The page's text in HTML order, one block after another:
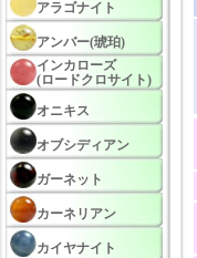
アラゴナイト
アンバー(琥珀)
インカローズ
(ロードクロサイト)
オニキス
オブシディアン
ガーネット
カーネリアン
カイヤナイト